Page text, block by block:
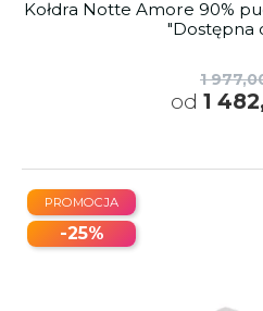
Kołdra Notte Amore 90%
"Dostępna
1
od 1
PROMOCJA
-25%